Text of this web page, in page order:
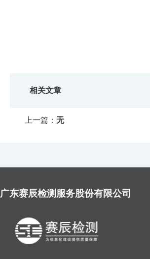
相关文章
上一篇： 无
广东赛辰检测服务股份有限公司